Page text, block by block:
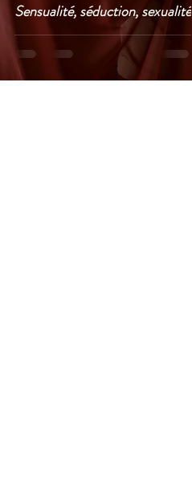
Sensualité, séduction, sexualité